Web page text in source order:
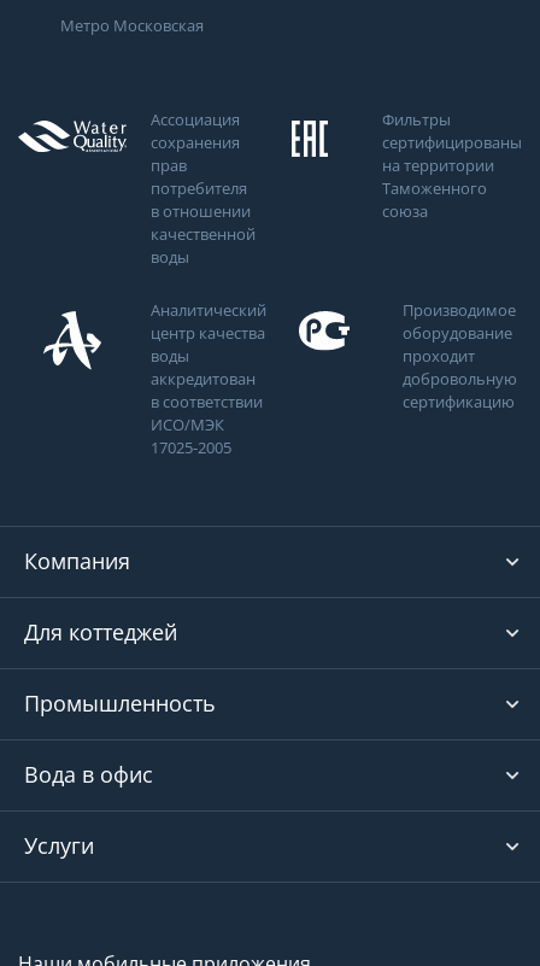
Метро Московская
Ассоциация
сохранения
прав
потребителя
в отношении
качественной
воды
Фильтры
сертифицированы
на территории
Таможенного
союза
Аналитический
центр качества
воды
аккредитован
в соответствии
ИСО/МЭК
17025-2005
Производимое
оборудование
проходит
добровольную
сертификацию
Компания
Для коттеджей
Промышленность
Вода в офис
Услуги